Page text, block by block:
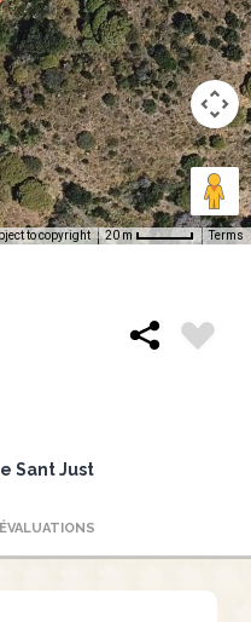
to copyright 20 m Terms
Sant Just
ÉVALUATIONS